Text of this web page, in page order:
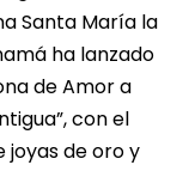
Santa María la
ha lanzado
de Amor a
con el
joyas de oro y